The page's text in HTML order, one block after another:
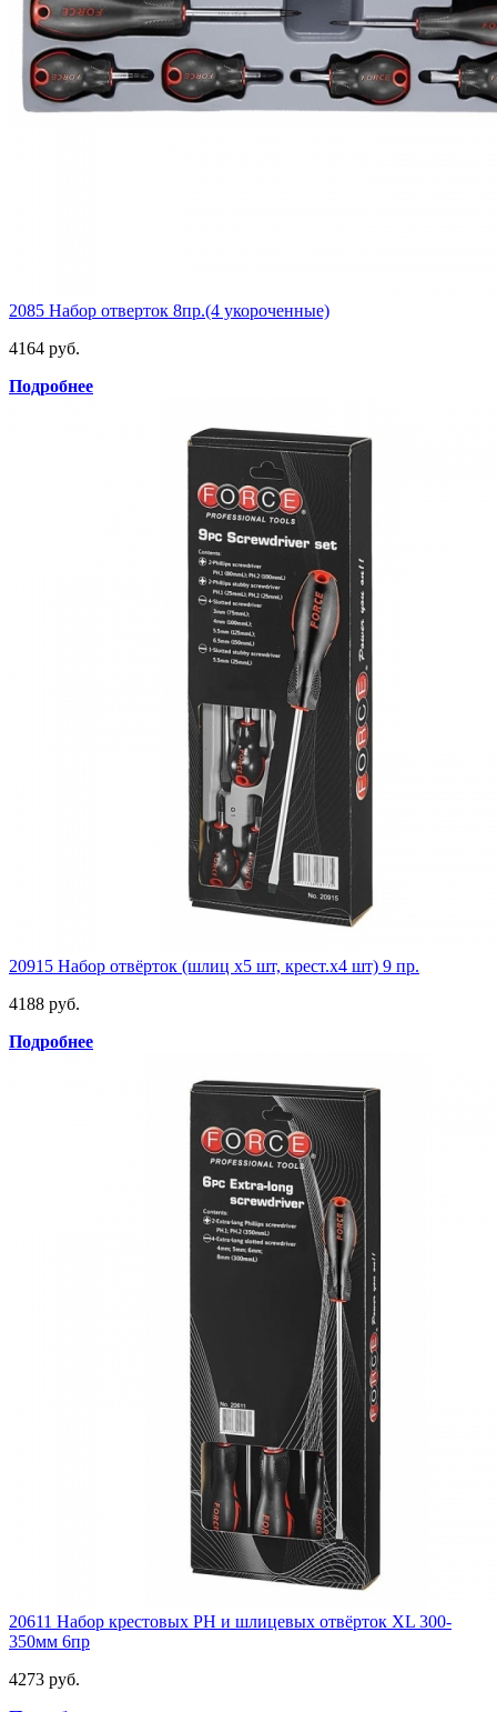
2085 Набор отверток 8пр.(4 укороченные)
4164 руб.
Подробнее
20915 Набор отвёрток (шлиц х5 шт, крест.х4 шт) 9 пр.
4188 руб.
Подробнее
20611 Набор крестовых РН и шлицевых отвёрток XL 300-
350мм 6пр
4273 руб.